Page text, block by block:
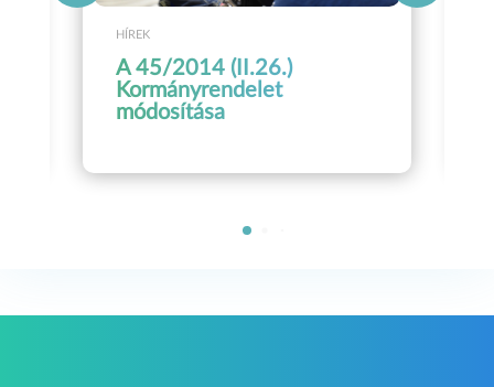
HÍREK
A 45/2014 (II.26.)
Kormányrendelet
módosítása